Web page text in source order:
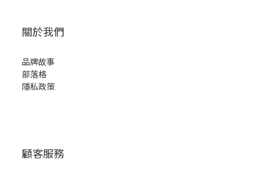
關於我們
品牌故事
部落格
隱私政策
顧客服務